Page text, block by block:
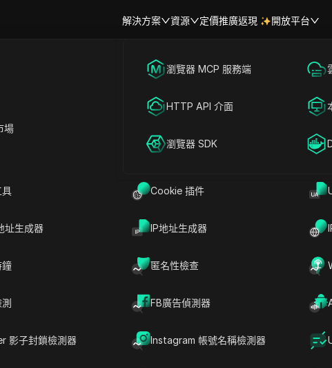
解決方案
海外社媒營銷
廣告投放
帳號共享
資源
場
具 Cookie 插件
址生成器 IP地址生成器
鐘 匿名性檢查
FB廣告偵測器
影子封鎖檢測器 Instagram 帳號名稱檢測器
定價推廣返現 開放平台
瀏覽器 MCP 服務端
HTTP API 介面
瀏覽器 SDK
首頁|熱門視訊
最佳加密貨幣空投農場 – 千萬不
空投 2026-06-09 16:48
最佳加密貨幣空投農場 – 千萬不要錯過獨家獎勵！